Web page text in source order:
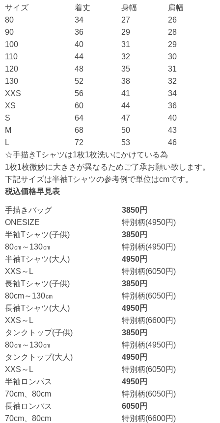
サイズ 着丈 身幅
肩幅
80
34 27
26
90
36 29
28
100
40 31
29
110
44 32
30
120
48 35
31
130
52 38
32
XXS
56 41
34
XS
60 44
36
S
64 47
40
M
68 50
43
L
72 53
46
☆手描きTシャツは1枚1枚洗いにかけている為
1枚1枚微妙に大きさが異なるためご了承お願い致します。
下記サイズは半袖Tシャツの参考例で単位はcmです。
税込価格早見表
手描きバッグ
ONESIZE
3850円
特別柄(4950円)
半袖Tシャツ(子供)
80㎝～130㎝
3850円
特別柄(4950円)
半袖Tシャツ(大人)
XXS～L
4950円
特別柄(6050円)
長袖Tシャツ(子供)
80cm～130㎝
3850円
特別柄(6050円)
長袖Tシャツ(大人)
XXS～L
4950円
特別柄(6600円)
タンクトップ(子供)
80㎝～130㎝
3850円
特別柄(4950円)
タンクトップ(大人)
XXS～L
4950円
特別柄(6050円)
半袖ロンパス
70cm、80cm
4950円
特別柄(6050円)
長袖ロンパス
70cm、80cm
6050円
特別柄(6600円)